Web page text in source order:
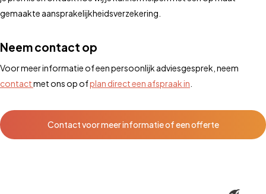
gemaakte aansprakelijkheidsverzekering.
Neem contact op
Voor meer informatie of een persoonlijk adviesgesprek, neem
contactmet ons op ofplan direct een afspraak in
Contact voor meer informatie of een offerte